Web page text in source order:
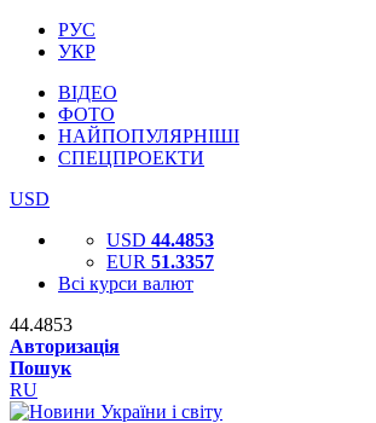
РУС
УКР
ВІДЕО
ФОТО
НАЙПОПУЛЯРНІШІ
СПЕЦПРОЕКТИ
USD
USD 44.4853
EUR 51.3357
Всі курси валют
44.4853
Авторизація
Пошук
RU